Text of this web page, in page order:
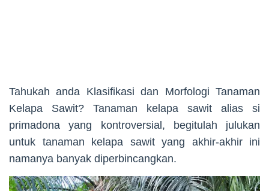
Tahukah anda Klasifikasi dan Morfologi Tanaman
Kelapa Sawit? Tanaman kelapa sawit alias si
primadona yang kontroversial, begitulah julukan
untuk tanaman kelapa sawit yang akhir-akhir ini
namanya banyak diperbincangkan.